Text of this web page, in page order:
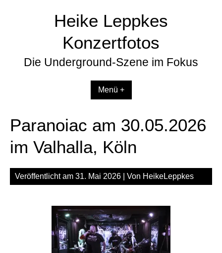
Heike Leppkes
Konzertfotos
Die Underground-Szene im Fokus
Menü +
Paranoiac am 30.05.2026
im Valhalla, Köln
Veröffentlicht am 31. Mai 2026 | Von HeikeLeppkes